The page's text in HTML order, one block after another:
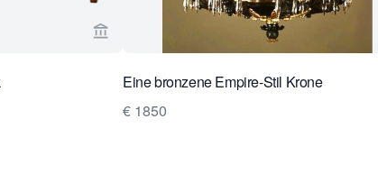
ansehenVerkaeuferseite von Limburg Antiquairs
Eine bronzene Empire-Stil Krone
€ 1850